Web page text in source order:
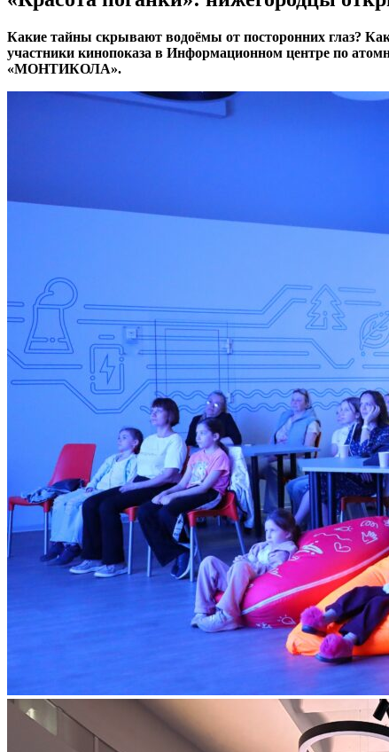
Какие тайны скрывают водоёмы от посторонних глаз?
участники кинопоказа в Информационном центре по
«МОНТИКОЛА».